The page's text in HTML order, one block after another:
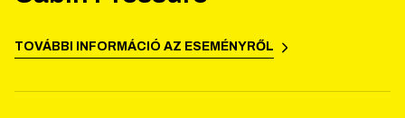
TOVÁBBI INFORMÁCIÓ AZ ESEMÉNYRŐL